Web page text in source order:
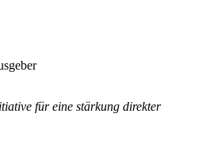
für eine stärkung direkter